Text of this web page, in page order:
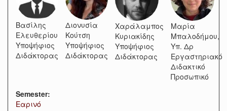
Βασίλης
Ελευθερίου
Υποψήφιος
Διδάκτορας
Διονυσία
Κούτση
Υποψήφιος
Διδάκτορας
Χαράλαμπος
Κυριακίδης
Υποψήφιος
Διδάκτορας
Μαρία
Μπαλοδήμου,
Υπ. Δρ
Εργαστηριακό
Διδακτικό
Προσωπικό
Semester:
Εαρινό